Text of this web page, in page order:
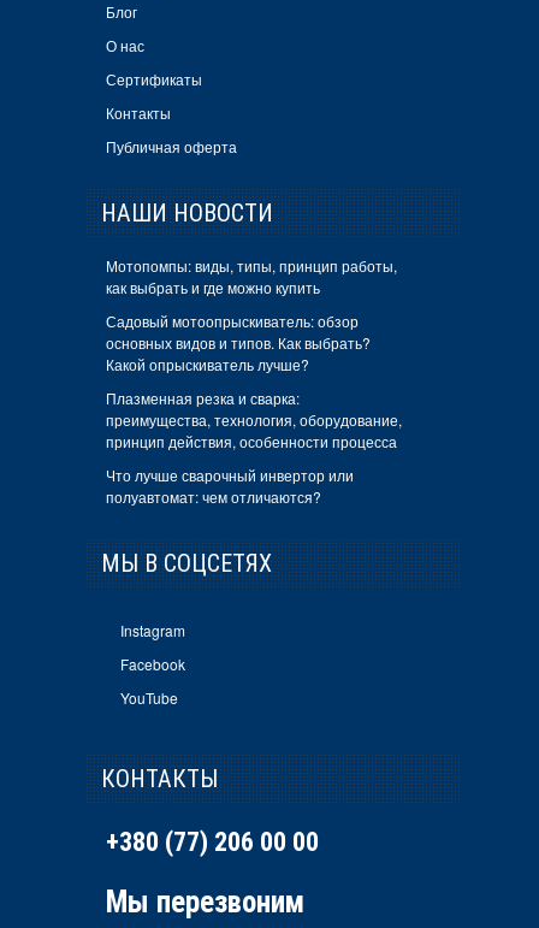
Блог
О нас
Сертификаты
Контакты
Публичная оферта
НАШИ НОВОСТИ
Мотопомпы: виды, типы, принцип работы,
как выбрать и где можно купить
Садовый мотоопрыскиватель: обзор
основных видов и типов. Как выбрать?
Какой опрыскиватель лучше?
Плазменная резка и сварка:
преимущества, технология, оборудование,
принцип действия, особенности процесса
Что лучше сварочный инвертор или
полуавтомат: чем отличаются?
МЫ В СОЦСЕТЯХ
Instagram
Facebook
YouTube
КОНТАКТЫ
+380 (77) 206 00 00
Мы перезвоним